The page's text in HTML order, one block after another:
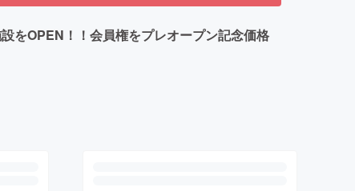
をOPEN！！会員権をプレオープン記念価格